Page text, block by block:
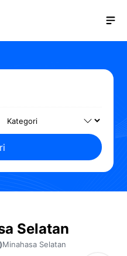
Selatan
Minahasa Selatan